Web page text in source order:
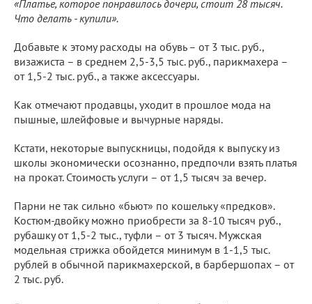
«Платье, которое понравилось дочери, стоит 28 тысяч.
Что делать - купили».
Добавьте к этому расходы на обувь – от 3 тыс. руб.,
визажиста – в среднем 2,5-3,5 тыс. руб., парикмахера –
от 1,5-2 тыс. руб., а также аксессуары.
Как отмечают продавцы, уходит в прошлое мода на
пышные, шлейфовые и вычурные наряды.
Кстати, некоторые выпускницы, подойдя к выпуску из
школы экономически осознанно, предпочли взять платья
на прокат. Стоимость услуги – от 1,5 тысяч за вечер.
Парни не так сильно «бьют» по кошельку «предков».
Костюм-двойку можно приобрести за 8-10 тысяч руб.,
рубашку от 1,5-2 тыс., туфли – от 3 тысяч. Мужская
модельная стрижка обойдется минимум в 1-1,5 тыс.
рублей в обычной парикмахерской, в барбершопах – от
2 тыс. руб.